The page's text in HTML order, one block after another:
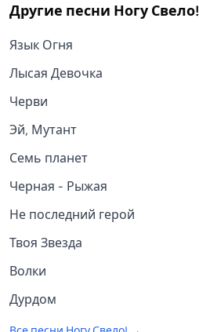
Другие песни Ногу Свело!
Язык Огня
Лысая Девочка
Черви
Эй, Мутант
Семь планет
Черная - Рыжая
Не последний герой
Твоя Звезда
Волки
Дурдом